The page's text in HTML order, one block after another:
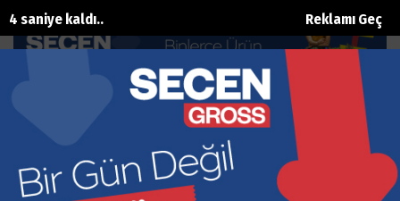
Reklamı Geç
3 saniye kaldı..